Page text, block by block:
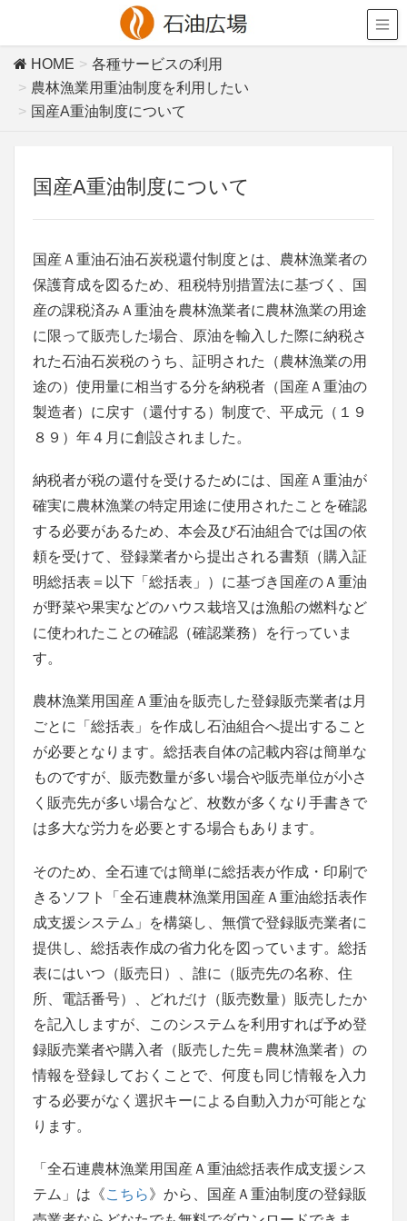
HOME
各種サービスの利用
農林漁業用重油制度を利用したい
国産A重油制度について
国産A重油制度について
国産Ａ重油石油石炭税還付制度とは、農林漁業者の
保護育成を図るため、租税特別措置法に基づく、国
産の課税済みＡ重油を農林漁業者に農林漁業の用途
に限って販売した場合、原油を輸入した際に納税さ
れた石油石炭税のうち、証明された（農林漁業の用
途の）使用量に相当する分を納税者（国産Ａ重油の
製造者）に戻す（還付する）制度で、平成元（１９
８９）年４月に創設されました。
納税者が税の還付を受けるためには、国産Ａ重油が
確実に農林漁業の特定用途に使用されたことを確認
する必要があるため、本会及び石油組合では国の依
頼を受けて、登録業者から提出される書類（購入証
明総括表＝以下「総括表」）に基づき国産のＡ重油
が野菜や果実などのハウス栽培又は漁船の燃料など
に使われたことの確認（確認業務）を行っていま
す。
農林漁業用国産Ａ重油を販売した登録販売業者は月
ごとに「総括表」を作成し石油組合へ提出すること
が必要となります。総括表自体の記載内容は簡単な
ものですが、販売数量が多い場合や販売単位が小さ
く販売先が多い場合など、枚数が多くなり手書きで
は多大な労力を必要とする場合もあります。
そのため、全石連では簡単に総括表が作成・印刷で
きるソフト「全石連農林漁業用国産Ａ重油総括表作
成支援システム」を構築し、無償で登録販売業者に
提供し、総括表作成の省力化を図っています。総括
表にはいつ（販売日）、誰に（販売先の名称、住
所、電話番号）、どれだけ（販売数量）販売したか
を記入しますが、このシステムを利用すれば予め登
録販売業者や購入者（販売した先＝農林漁業者）の
情報を登録しておくことで、何度も同じ情報を入力
する必要がなく選択キーによる自動入力が可能とな
ります。
「全石連農林漁業用国産Ａ重油総括表作成支援シス
テム」は《こちら》から、国産Ａ重油制度の登録販